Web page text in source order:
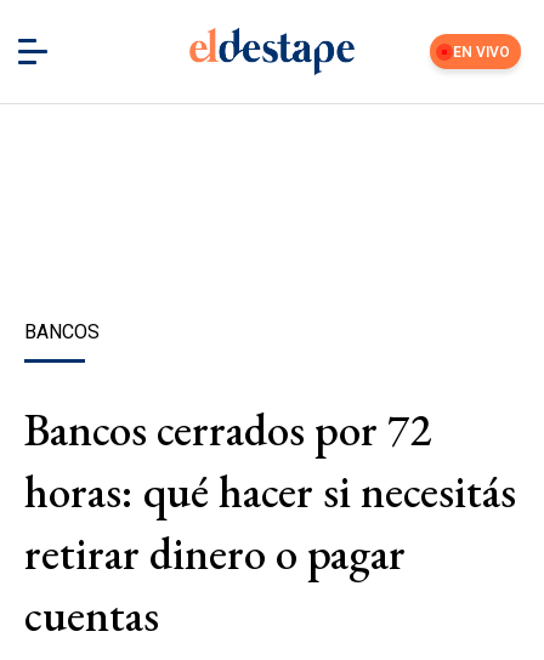
EN VIVO
BANCOS
Bancos cerrados por 72
horas: qué hacer si necesitás
retirar dinero o pagar
cuentas